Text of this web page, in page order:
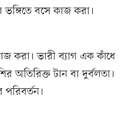
বসে কাজ করা।
করা। ভারী ব্যাগ এক কাঁধে
অতিরিক্ত টান বা দুর্বলতা।
পরিবর্তন।